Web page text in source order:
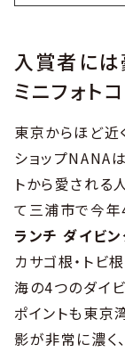
入賞者には
ミニフォト
東京からほど近
ショップNANA
トから愛される
て三浦市で今年
ランチ ダイビ
カサゴ根・トビ
海の4つのダイ
ポイントも東京
影が非常に濃く